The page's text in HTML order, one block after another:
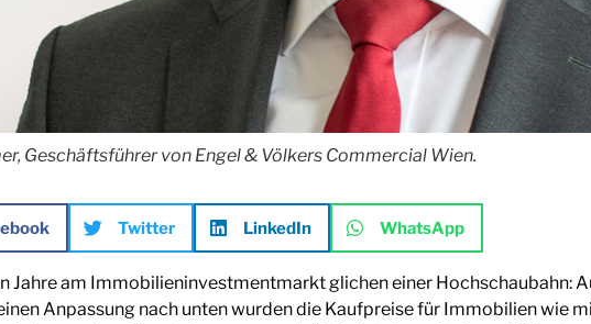
Geschäftsführer von Engel & Völkers Commercial Wien.
Twitter LinkedIn WhatsApp
Jahre am Immobilieninvestmentmarkt glichen einer Hochschaubahn:
Anpassung nach unten wurden die Kaufpreise für Immobilien wie